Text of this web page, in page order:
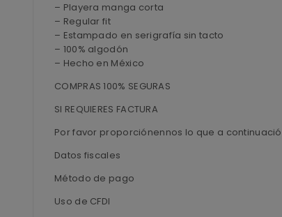
– Playera manga corta
– Regular fit
– Estampado en serigrafía sin tacto
– 100% algodón
– Hecho en México
COMPRAS 100% SEGURAS
SI REQUIERES FACTURA
Por favor proporciónennos lo que a
Datos fiscales
Método de pago
Uso de CFDI